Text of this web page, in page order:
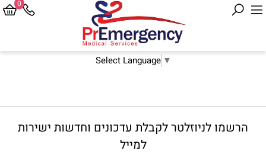
Select Language ▼
0
הרשמו לניוזלטר לקבלת עדכונים וחדשות ישירות
למייל